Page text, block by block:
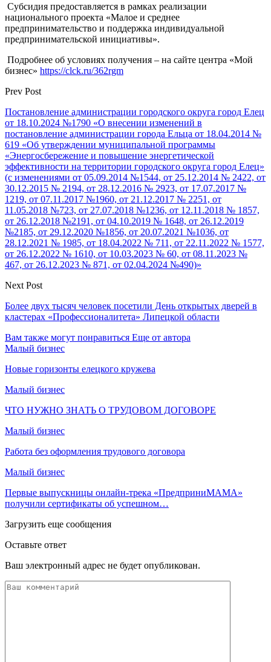
Субсидия предоставляется в рамках реализации
национального проекта «Малое и среднее
предпринимательство и поддержка индивидуальной
предпринимательской инициативы».
Подробнее об условиях получения – на сайте центра «Мой
бизнес» https://clck.ru/362rgm
Prev Post
Постановление администрации городского округа город Елец
от 18.10.2024 №1790 «О внесении изменений в
постановление администрации города Ельца от 18.04.2014 №
619 «Об утверждении муниципальной программы
«Энергосбережение и повышение энергетической
эффективности на территории городского округа город Елец»
(с изменениями от 05.09.2014 №1544, от 25.12.2014 № 2422, от
30.12.2015 № 2194, от 28.12.2016 № 2923, от 17.07.2017 №
1219, от 07.11.2017 №1960, от 21.12.2017 № 2251, от
11.05.2018 №723, от 27.07.2018 №1236, от 12.11.2018 № 1857,
от 26.12.2018 №2191, от 04.10.2019 № 1648, от 26.12.2019
№2185, от 29.12.2020 №1856, от 20.07.2021 №1036, от
28.12.2021 № 1985, от 18.04.2022 № 711, от 22.11.2022 № 1577,
от 26.12.2022 № 1610, от 10.03.2023 № 60, от 08.11.2023 №
467, от 26.12.2023 № 871, от 02.04.2024 №490)»
Next Post
Более двух тысяч человек посетили День открытых дверей в
кластерах «Профессионалитета» Липецкой области
Вам также могут понравиться Еще от автора
Малый бизнес
Новые горизонты елецкого кружева
Малый бизнес
ЧТО НУЖНО ЗНАТЬ О ТРУДОВОМ ДОГОВОРЕ
Малый бизнес
Работа без оформления трудового договора
Малый бизнес
Первые выпускницы онлайн-трека «ПредприниМАМА»
получили сертификаты об успешном…
Загрузить еще сообщения
Оставьте ответ
Ваш электронный адрес не будет опубликован.